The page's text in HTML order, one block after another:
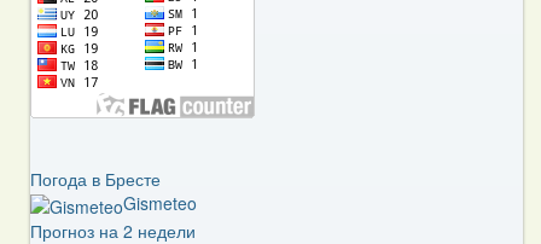
Погода в Бресте
Gismeteo
Прогноз на 2 недели